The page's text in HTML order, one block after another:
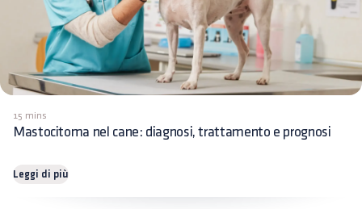
15 mins
Mastocitoma nel cane: diagnosi, trattamento e prognosi
Leggi di più